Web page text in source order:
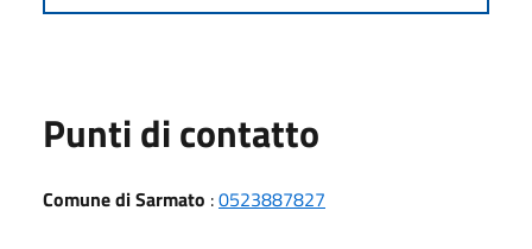
Punti di contatto
Comune di Sarmato :0523887827